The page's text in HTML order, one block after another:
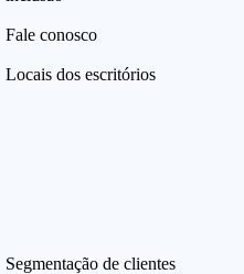
Fale conosco
Locais dos escritórios
Segmentação de clientes